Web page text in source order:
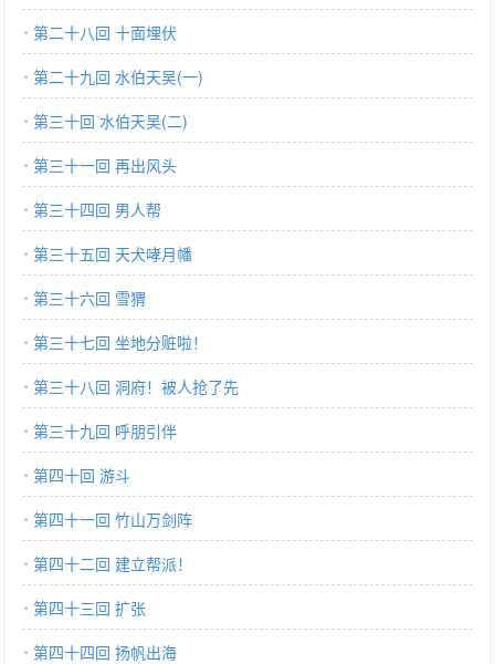
第二十八回 十面埋伏
第二十九回 水伯天吴(一)
第三十回 水伯天吴(二)
第三十一回 再出风头
第三十四回 男人帮
第三十五回 天犬哮月幡
第三十六回 雪猬
第三十七回 坐地分赃啦！
第三十八回 洞府！被人抢了先
第三十九回 呼朋引伴
第四十回 游斗
第四十一回 竹山万剑阵
第四十二回 建立帮派！
第四十三回 扩张
第四十四回 扬帆出海